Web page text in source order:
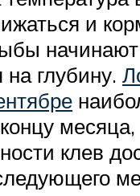
и
начинают
на глубину.
месяца,
клев